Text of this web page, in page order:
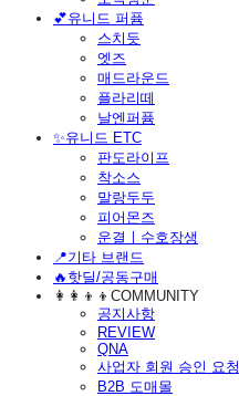
💕유니드 퍼퓸
스치듯
엣즈
매드라운드
플라리떼
날엔퍼퓸
​✨유니드 ETC
판도라이프
착소스
말랑두두
피어몬즈
운결ㅣ수호장생
📍기타 브랜드
🔥핫딜/공동구매
👩‍👩‍👦‍👦COMMUNITY
공지사항
REVIEW
QNA
사업자 회원 승인 요청
B2B 도매몰